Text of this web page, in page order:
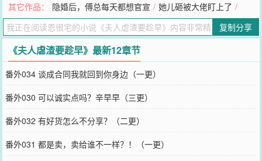
生归来，猛得一P！伪善继母？白莲花继妹？深情渣男？呵呵！前世欠
我的统统都给我还回来，变本加厉的那种！而世人皆知，她有一个财
阀未婚夫，长得祸国殃民，却因车祸不为人道，高冷暴戾，她一再悔
婚……等等，世人是不是有所误解？她家未婚夫狠能耐！情话很动
听！身份说出来都要抖一抖！她抱紧未婚夫的大腿死都不会松手！只
是，分明她在虐渣风生水起，怎么她家未婚夫比她还心急，“夫人，虐
渣要趁早！”简而言之，本文讲述的是重生后的宋小姐报仇雪恨又收获
爱情，夫妇齐心一边虐渣一边虐狗的故事！……本文又名《高冷大
少？谁用谁知道》《爆宠重生，我家夫人超猛的》依旧重生女强……
强势宠，1V1，不写悲剧。本宅坑品保证，霸气宣言绝不打脸——但
凡开坑不断更，但凡上架就万更！
您要是觉得《 夫人虐渣要趁早 》还不错的话请不要忘记向您QQ群和微
博微信里的朋友推荐哦！
其它作品： 隐婚后，傅总每天都想官宣 / 她儿砸被大佬盯上了 /
复制分享
《夫人虐渣要趁早》最新12章节
番外034 谈成合同我就回到你身边（一更）
番外030 可以诚实点吗？辛早早（三更）
番外032 有好货怎么不分享？（二更）
番外031 都是卖，卖给谁不一样？！（一更）